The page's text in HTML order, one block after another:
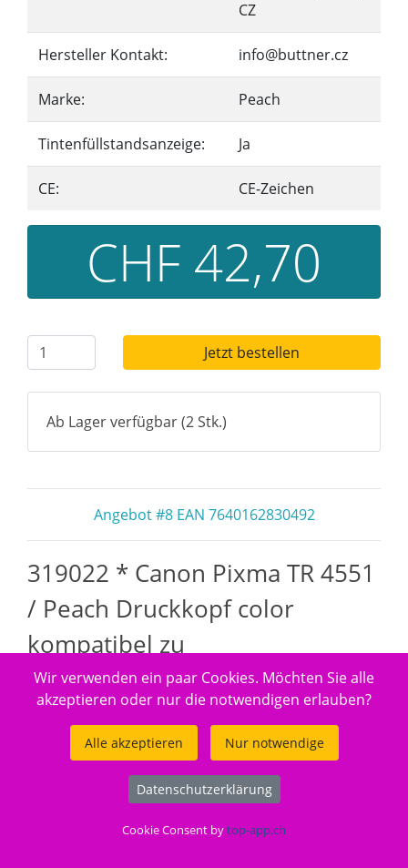
CZ
Hersteller Kontakt: info@buttner.cz
Marke: Peach
Tintenfüllstandsanzeige: Ja
CE: CE-Zeichen
CHF 42,70
Jetzt bestellen
Ab Lager verfügbar (2 Stk.)
Angebot #8 EAN 7640162830492
319022 * Canon Pixma TR 4551
/ Peach Druckkopf color
kompatibel zu
Wir verwenden ein paar Cookies. Möchten Sie alle
akzeptieren oder nur die notwendigen erlauben?
Alle akzeptieren Nur notwendige
Datenschutzerklärung
Cookie Consent bytop-app.ch